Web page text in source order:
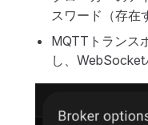
スワード（存在
MQTTトランス
し、WebSocket